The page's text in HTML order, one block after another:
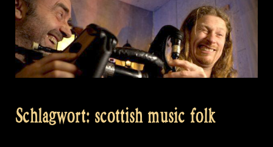
Schlagwort: scottish music folk